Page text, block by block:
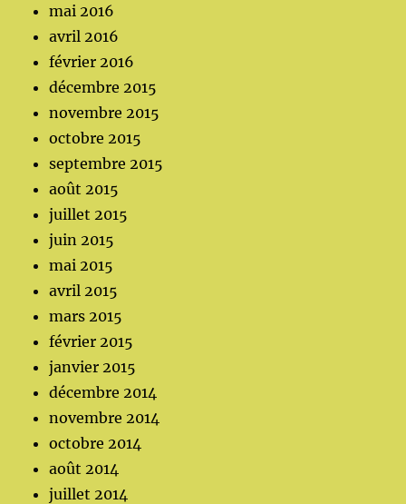
mai 2016
avril 2016
février 2016
décembre 2015
novembre 2015
octobre 2015
septembre 2015
août 2015
juillet 2015
juin 2015
mai 2015
avril 2015
mars 2015
février 2015
janvier 2015
décembre 2014
novembre 2014
octobre 2014
août 2014
juillet 2014